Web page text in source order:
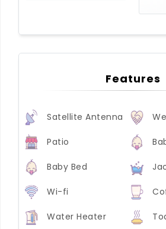
Features
Satellite Antenna
Patio
Baby Bed
Wi-fi
Water Heater